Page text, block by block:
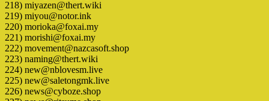
218) miyazen@thert.wiki
219) miyou@notor.ink
220) morioka@foxai.my
221) morishi@foxai.my
222) movement@nazcasoft.shop
223) naming@thert.wiki
224) new@nblovesm.live
225) new@saletongmk.live
226) news@cyboze.shop